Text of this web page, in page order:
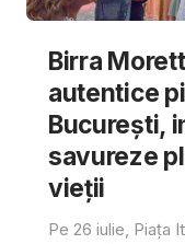
Birra
autentice
București,
savureze
vieții
Pe 26 iulie, Piața